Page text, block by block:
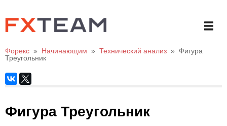
Форекс » Начинающим » Технический анализ » Фигура
Треугольник
Фигура Треугольник